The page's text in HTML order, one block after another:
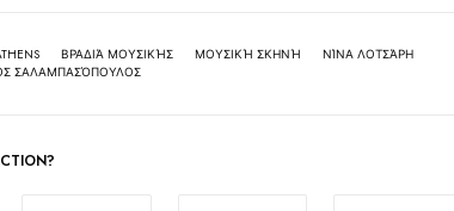
ΒΡΑΔΙΆ ΜΟΥΣΙΚΉΣ ΜΟΥΣΙΚΉ ΣΚΗΝΉ
ΝΊΝΑ ΛΟΤΣΆΡΗ
ΣΑΛΑΜΠΑΣΌΠΟΥΛΟΣ